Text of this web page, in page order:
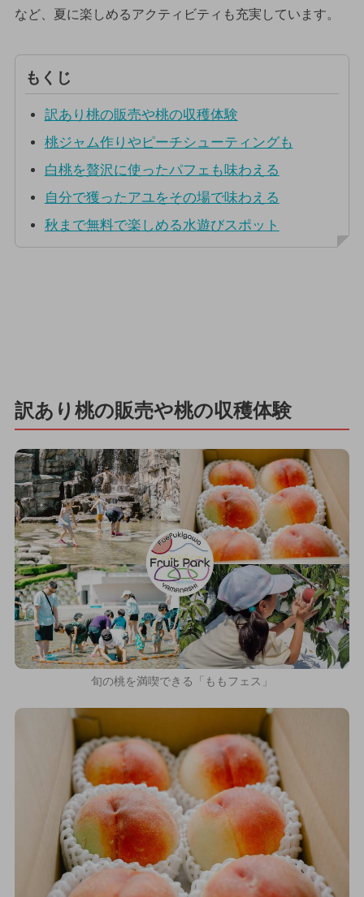
など、夏に楽しめるアクティビティも充実しています。
もくじ
訳あり桃の販売や桃の収穫体験
桃ジャム作りやピーチシューティングも
白桃を贅沢に使ったパフェも味わえる
自分で獲ったアユをその場で味わえる
秋まで無料で楽しめる水遊びスポット
訳あり桃の販売や桃の収穫体験
旬の桃を満喫できる「ももフェス」